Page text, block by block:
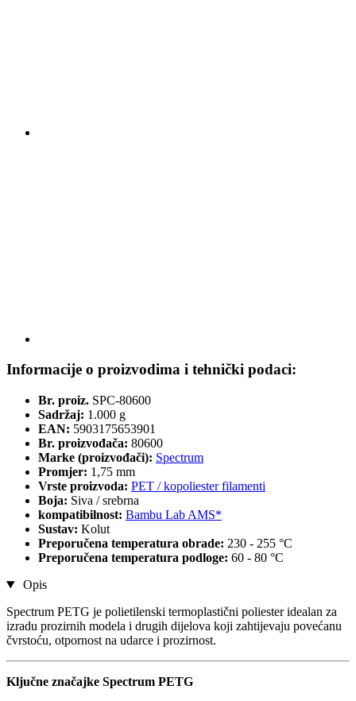
Informacije o proizvodima i tehnički podaci:
Br. proiz. SPC-80600
Sadržaj: 1.000 g
EAN: 5903175653901
Br. proizvođača: 80600
Marke (proizvođači): Spectrum
Promjer: 1,75 mm
Vrste proizvoda: PET / kopoliester filamenti
Boja: Siva / srebrna
kompatibilnost: Bambu Lab AMS*
Sustav: Kolut
Preporučena temperatura obrade: 230 - 255 °C
Preporučena temperatura podloge: 60 - 80 °C
Opis
Spectrum PETG je polietilenski termoplastični poliester idealan za
izradu prozirnih modela i drugih dijelova koji zahtijevaju povećanu
čvrstoću, otpornost na udarce i prozirnost.
Ključne značajke Spectrum PETG